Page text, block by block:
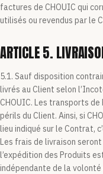
factures de CHOUIC qui
utilisés ou revendus par le
ARTICLE 5.
5.1. Sauf disposition
livrés au Client selon
CHOUIC. Les transports
périls du Client. Ainsi, si
lieu indiqué sur le Contrat,
Les frais de livraison
l’expédition des Produits
indépendante de la volonté